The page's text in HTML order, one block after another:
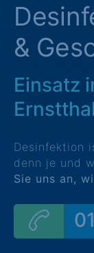
&
Einsatz
Ernstthal
Desinfektion
denn je und
Sie uns an,